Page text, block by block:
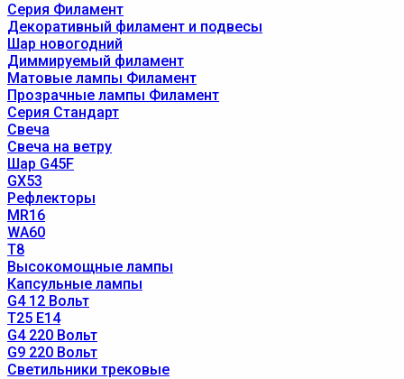
Серия Филамент
Декоративный филамент и подвесы
Шар новогодний
Диммируемый филамент
Матовые лампы Филамент
Прозрачные лампы Филамент
Серия Стандарт
Свеча
Свеча на ветру
Шар G45F
GX53
Рефлекторы
MR16
WA60
T8
Высокомощные лампы
Капсульные лампы
G4 12 Вольт
T25 E14
G4 220 Вольт
G9 220 Вольт
Светильники трековые